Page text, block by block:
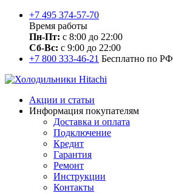
+7 495 374-57-70
Время работы
Пн-Пт: с 8:00 до 22:00
Сб-Вс: с 9:00 до 22:00
+7 800 333-46-21 Бесплатно по РФ
Акции и статьи
Информация покупателям
Доставка и оплата
Подключение
Кредит
Гарантия
Ремонт
Инструкции
Контакты